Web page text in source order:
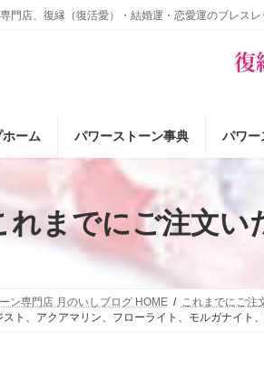
門店、復縁（復活愛）・結婚運・恋愛運のブレス
ーム パワーストーン事典 パワー
れまでにご注文い
ン専門店 月のいしブログ HOME
これまでにご注
ト、アクアマリン、フローライト、モルガナイト